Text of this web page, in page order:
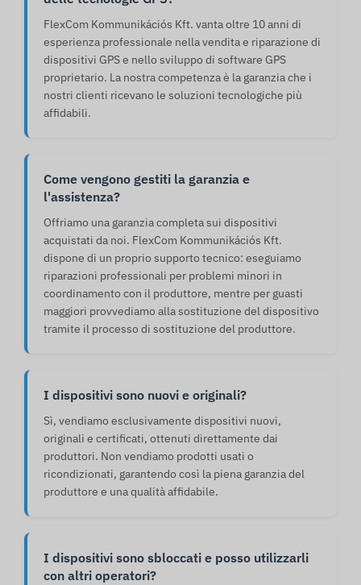
FlexCom Kommunikációs Kft. vanta oltre 10 anni di
esperienza professionale nella vendita e riparazione di
dispositivi GPS e nello sviluppo di software GPS
proprietario. La nostra competenza è la garanzia che i
nostri clienti ricevano le soluzioni tecnologiche più
affidabili.
Come vengono gestiti la garanzia e
l'assistenza?
Offriamo una garanzia completa sui dispositivi
acquistati da noi. FlexCom Kommunikációs Kft.
dispone di un proprio supporto tecnico: eseguiamo
riparazioni professionali per problemi minori in
coordinamento con il produttore, mentre per guasti
maggiori provvediamo alla sostituzione del dispositivo
tramite il processo di sostituzione del produttore.
I dispositivi sono nuovi e originali?
Sì, vendiamo esclusivamente dispositivi nuovi,
originali e certificati, ottenuti direttamente dai
produttori. Non vendiamo prodotti usati o
ricondizionati, garantendo così la piena garanzia del
produttore e una qualità affidabile.
I dispositivi sono sbloccati e posso utilizzarli
con altri operatori?